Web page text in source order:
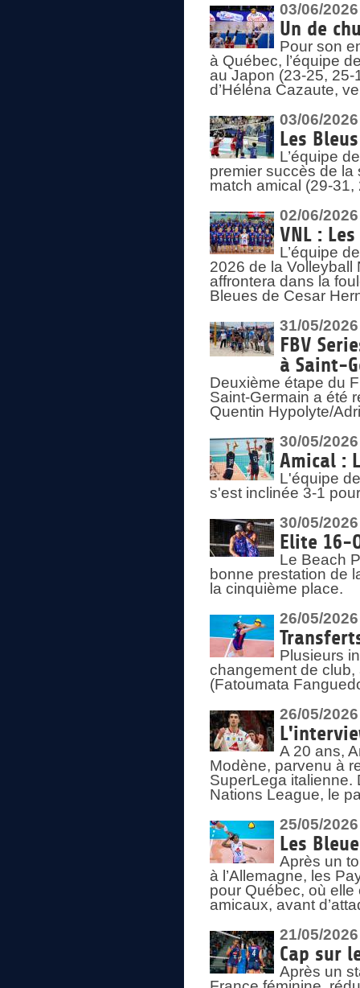
03/06/2026
Un de
Pour son
à Québec, l’équipe
au Japon (23-25,
d’Héléna Cazaute,
03/06/2026
Les
L’équipe
premier succès de la
match amical (29-
02/06/2026
VNL :
L’équipe
2026 de la
affrontera dans la
Bleues de Cesar
31/05/2026
FBV
à Saint-
Deuxième étape du
Saint-Germain a été
Quentin Hypolyte/
30/05/2026
Amical :
L'équipe
s'est inclinée 3-1
30/05/2026
Elite 16-
Le Beach
bonne prestation de
la cinquième place.
26/05/2026
Plusieurs
changement de
(Fatoumata
26/05/2026
A 20 ans,
Modène, parvenu à
SuperLega italienne.
Nations League, le
25/05/2026
Les
Après un
à l’Allemagne, les
pour Québec, où
amicaux, avant
21/05/2026
Cap sur
Après un